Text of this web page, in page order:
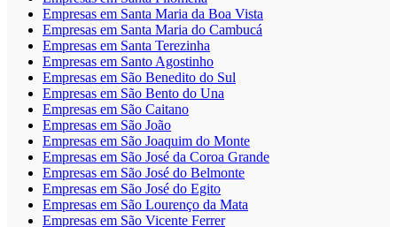
Empresas em Santa Maria da Boa Vista
Empresas em Santa Maria do Cambucá
Empresas em Santa Terezinha
Empresas em Santo Agostinho
Empresas em São Benedito do Sul
Empresas em São Bento do Una
Empresas em São Caitano
Empresas em São João
Empresas em São Joaquim do Monte
Empresas em São José da Coroa Grande
Empresas em São José do Belmonte
Empresas em São José do Egito
Empresas em São Lourenço da Mata
Empresas em São Vicente Ferrer